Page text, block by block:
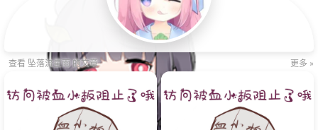
查看 坠落流星雨 的文章 更多 »